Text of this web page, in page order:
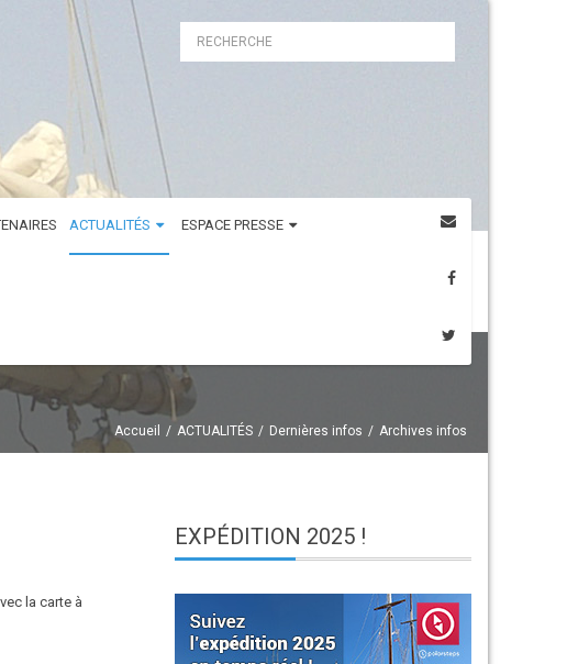
ACTUALITÉS ESPACE PRESSE
Accueil ACTUALITÉS Dernières infos Archives infos
la carte à
EXPÉDITION 2025 !